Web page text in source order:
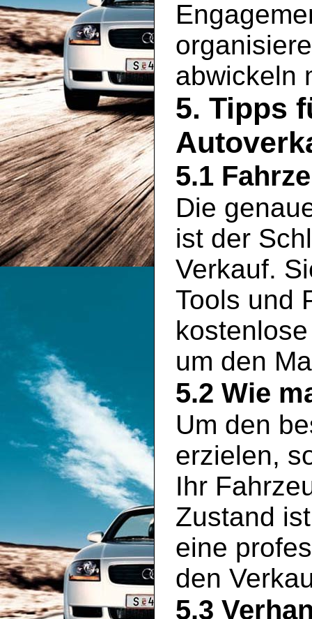
abwickeln
5. Tipps
5.1
Die
ist der
Verkauf.
Tools und
um den
5.2 Wie
Um den
erzielen,
Ihr
Zustand
eine
den
5.3